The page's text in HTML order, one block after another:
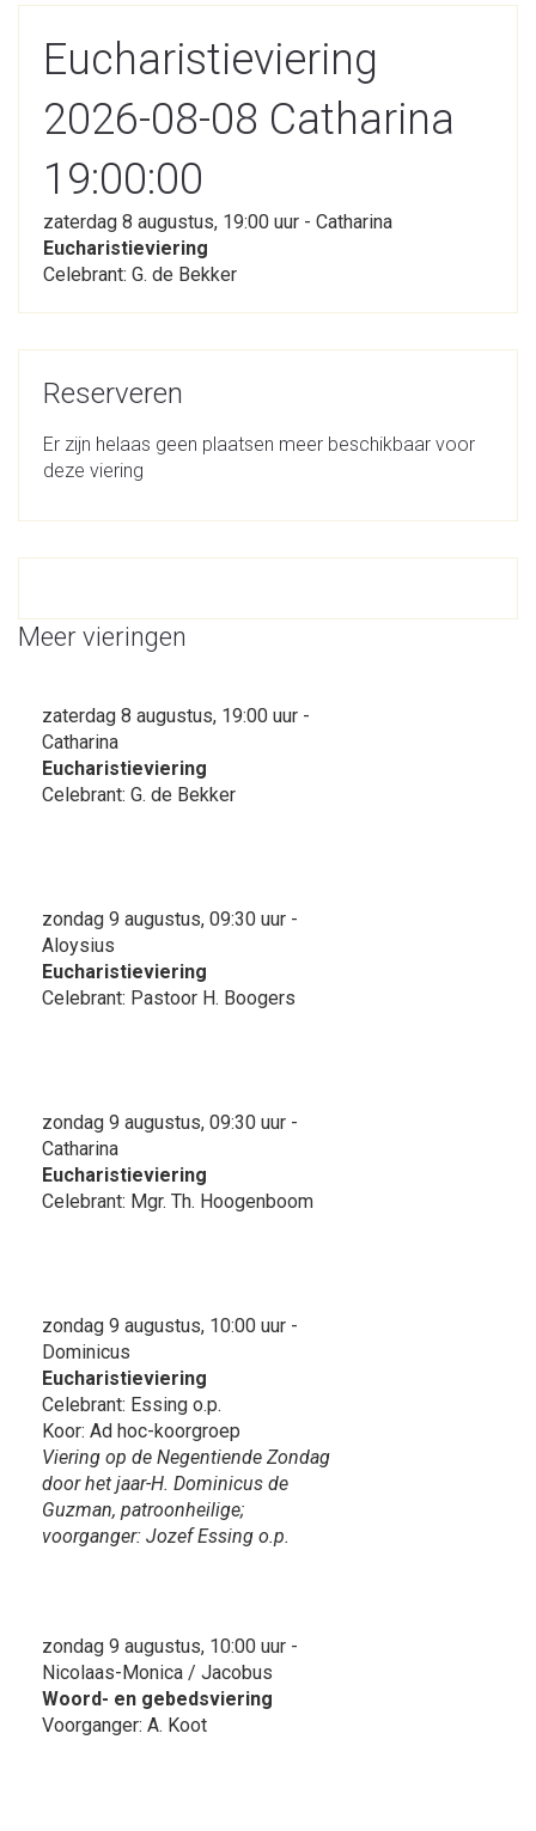
Eucharistieviering
2026-08-08 Catharina
19:00:00
zaterdag 8 augustus, 19:00 uur - Catharina
Eucharistieviering
Celebrant: G. de Bekker
Reserveren
Er zijn helaas geen plaatsen meer beschikbaar voor
deze viering
Meer vieringen
zaterdag 8 augustus, 19:00 uur -
Catharina
Eucharistieviering
Celebrant: G. de Bekker
zondag 9 augustus, 09:30 uur -
Aloysius
Eucharistieviering
Celebrant: Pastoor H. Boogers
zondag 9 augustus, 09:30 uur -
Catharina
Eucharistieviering
Celebrant: Mgr. Th. Hoogenboom
zondag 9 augustus, 10:00 uur -
Dominicus
Eucharistieviering
Celebrant: Essing o.p.
Koor: Ad hoc-koorgroep
Viering op de Negentiende Zondag
door het jaar-H. Dominicus de
Guzman, patroonheilige;
voorganger: Jozef Essing o.p.
zondag 9 augustus, 10:00 uur -
Nicolaas-Monica / Jacobus
Woord- en gebedsviering
Voorganger: A. Koot